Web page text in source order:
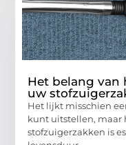
Het belang van
uw
Het lijkt misschien
kunt uitstellen, maar
stofzuigerzakken is